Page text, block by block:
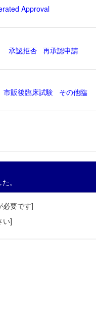
Approval
承認拒否
再承認申請
市販後臨床試験
その他臨
。
必要です]
い]